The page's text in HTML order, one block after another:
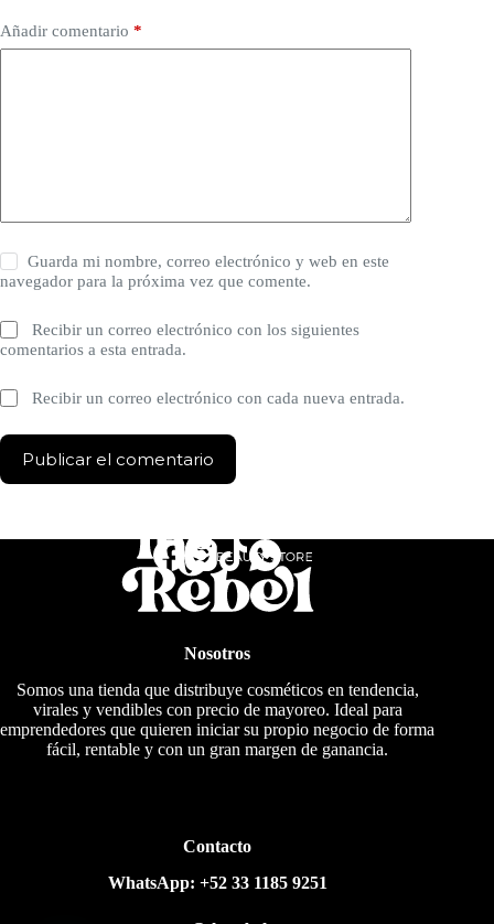
Añadir comentario *
Guarda mi nombre, correo electrónico y web en este
navegador para la próxima vez que comente.
Recibir un correo electrónico con los siguientes
comentarios a esta entrada.
Recibir un correo electrónico con cada nueva entrada.
Publicar el comentario
Nosotros
Somos una tienda que distribuye cosméticos en tendencia,
virales y vendibles con precio de mayoreo. Ideal para
emprendedores que quieren iniciar su propio negocio de forma
fácil, rentable y con un gran margen de ganancia.
Contacto
WhatsApp: +52 33 1185 9251